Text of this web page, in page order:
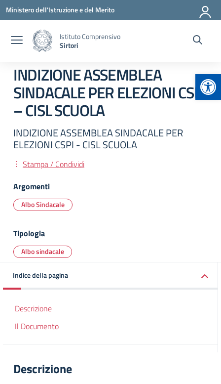
Vai ai contenuti
Vai al menu di navigazione
Vai al footer
Ministero dell'Istruzione e del Merito
Istituto Comprensivo
Sirtori
INDIZIONE ASSEMBLEA
SINDACALE PER ELEZIONI CSPI
– CISL SCUOLA
INDIZIONE ASSEMBLEA SINDACALE PER
ELEZIONI CSPI - CISL SCUOLA
Stampa / Condividi
Argomenti
Albo Sindacale
Tipologia
Albo sindacale
Indice della pagina
Descrizione
Il Documento
Descrizione